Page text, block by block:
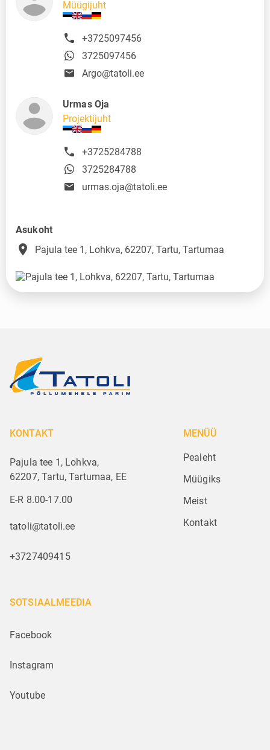
Müügijuht
+3725097456
3725097456
Argo@tatoli.ee
Urmas Oja
Projektijuht
+3725284788
3725284788
urmas.oja@tatoli.ee
Asukoht
place Pajula tee 1, Lohkva, 62207, Tartu, Tartumaa
KONTAKT
Pajula tee 1, Lohkva,
62207, Tartu, Tartumaa, EE
E-R 8.00-17.00
tatoli@tatoli.ee
+3727409415
MENÜÜ
Pealeht
Müügiks
Meist
Kontakt
SOTSIAALMEEDIA
Facebook
Instagram
Youtube